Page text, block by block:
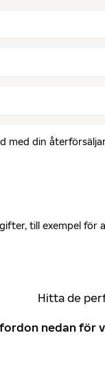
med din
till exempel
Hitta de
nedan för